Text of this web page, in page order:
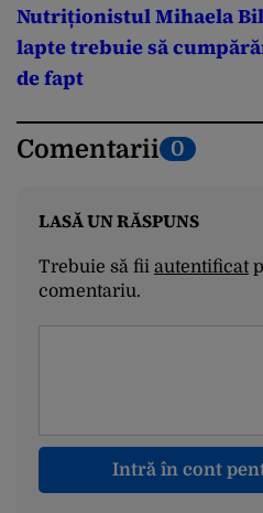
Nutriționistul Mihaela
lapte trebuie să
de fapt
Comentarii 0
LASĂ UN RĂSPUNS
Trebuie să fii autentificat
comentariu.
Intră în cont